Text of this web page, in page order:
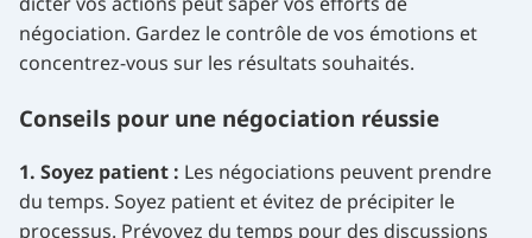
négociation. Gardez le contrôle de vos émotions et
concentrez-vous sur les résultats souhaités.
Conseils pour une négociation réussie
1. Soyez patient : Les négociations peuvent prendre
du temps. Soyez patient et évitez de précipiter le
processus. Prévoyez du temps pour des discussions